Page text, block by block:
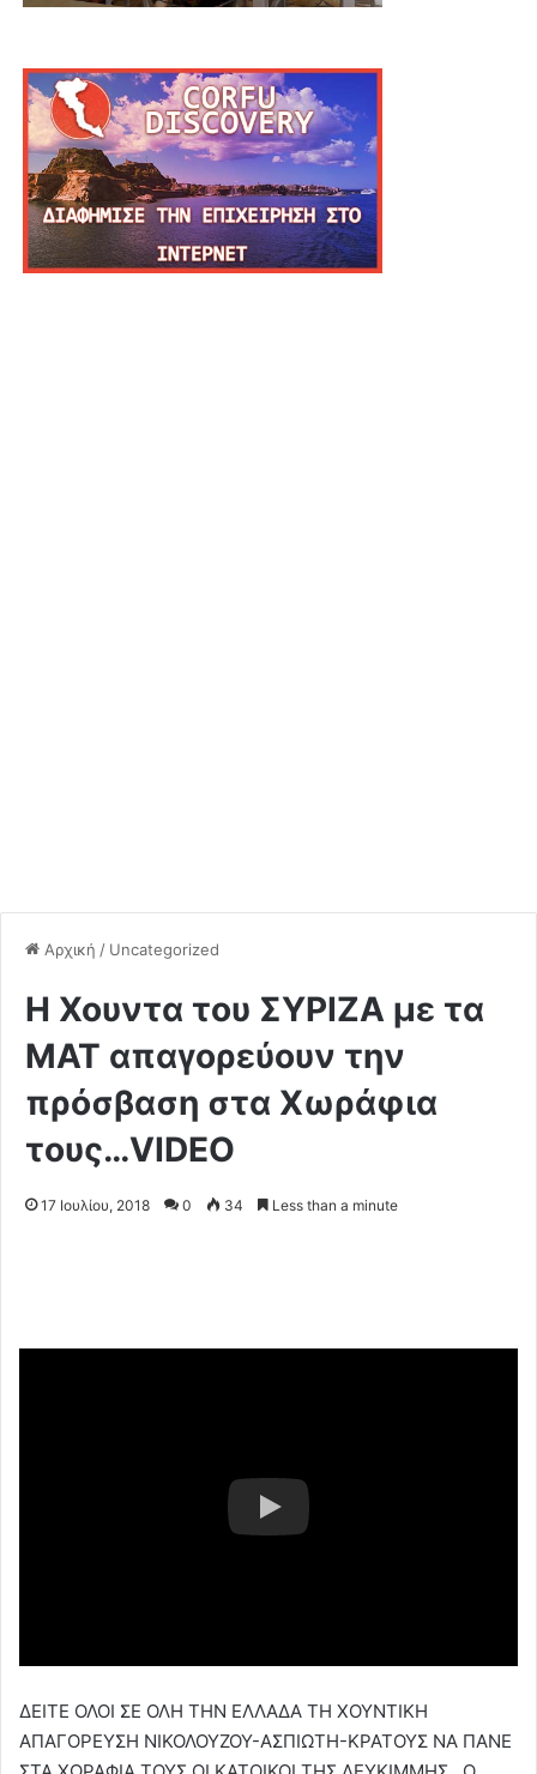
Αρχική / Uncategorized
Η Χουντα του ΣΥΡΙΖΑ με τα
ΜΑΤ απαγορεύουν την
πρόσβαση στα Χωράφια
τους…VIDEO
17 Ιουλίου, 2018 0 34 Less than a minute
ΔΕΙΤΕ ΟΛΟΙ ΣΕ ΟΛΗ ΤΗΝ ΕΛΛΑΔΑ ΤΗ ΧΟΥΝΤΙΚΗ
ΑΠΑΓΟΡΕΥΣΗ ΝΙΚΟΛΟΥΖΟΥ-ΑΣΠΙΩΤΗ-ΚΡΑΤΟΥΣ ΝΑ ΠΑΝΕ